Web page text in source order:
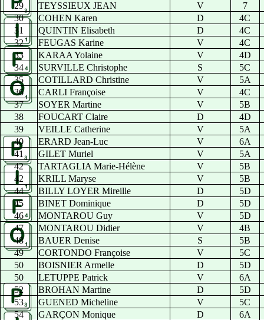
29
TEYSSIEUX JEAN V
7
30
COHEN Karen D
4C
31
QUINTIN Elisabeth D
4C
32
FEUGAS Karine V
4C
33
KARAA Yolaine V
4D
34
SURVILLE Christophe S
5C
35
COTILLARD Christine V
5A
36
CARLI Françoise V
4C
37
SOYER Martine V
5B
38
FOUCART Claire D
4D
39
VEILLE Catherine V
5A
40
ERARD Jean-Luc V
6A
41
GILET Muriel V
5A
42
TARTAGLIA Marie-Hélène V
5B
42
KRILL Maryse V
5B
44
BILLY LOYER Mireille D
5D
45
BINET Dominique D
5D
46
MONTAROU Guy V
5D
47
MONTAROU Didier V
4B
48
BAUER Denise S
5B
49
CORTONDO Françoise V
5C
50
BOISNIER Armelle D
5D
50
LETUPPE Patrick V
6A
52
BROHAN Martine D
5D
53
GUENED Micheline V
5C
54
GARÇON Monique D
6A